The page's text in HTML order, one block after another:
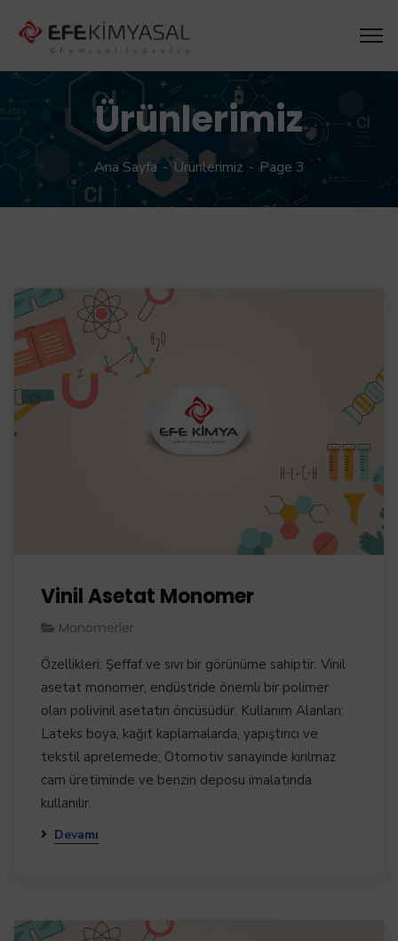
Ürünlerimiz
Ana Sayfa Ürünlerimiz Page 3
Vinil Asetat Monomer
Monomerler
Özellikleri: Şeffaf ve sıvı bir görünüme sahiptir. Vinil
asetat monomer, endüstride önemli bir polimer
olan polivinil asetatın öncüsüdür. Kullanım Alanları:
Lateks boya, kağıt kaplamalarda, yapıştırıcı ve
tekstil aprelemede; Otomotiv sanayinde kırılmaz
cam üretiminde ve benzin deposu imalatında
kullanılır.
Devamı